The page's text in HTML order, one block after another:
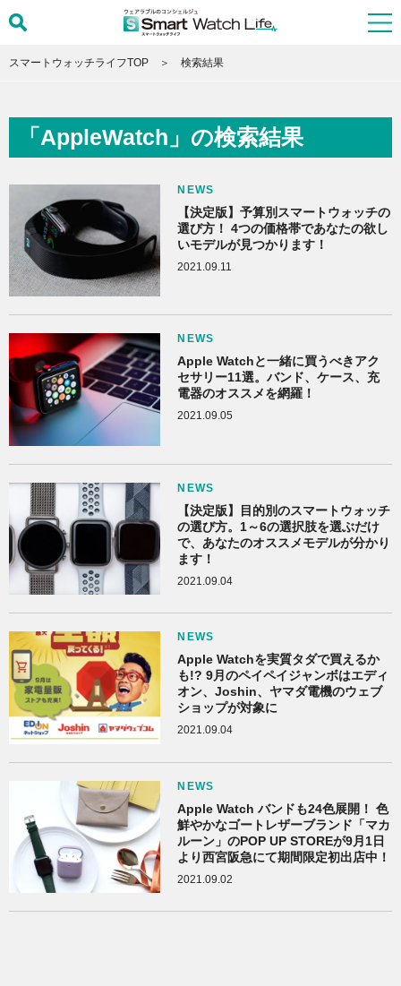
スマートウォッチライフTOP 検索結果
「AppleWatch」の検索結果
NEWS
【決定版】予算別スマートウォッチの
選び方！ 4つの価格帯であなたの欲し
いモデルが見つかります！
2021.09.11
NEWS
Apple Watchと一緒に買うべきアク
セサリー11選。バンド、ケース、充
電器のオススメを網羅！
2021.09.05
NEWS
【決定版】目的別のスマートウォッチ
の選び方。1～6の選択肢を選ぶだけ
で、あなたのオススメモデルが分かり
ます！
2021.09.04
NEWS
Apple Watchを実質タダで買えるか
も!? 9月のペイペイジャンボはエディ
オン、Joshin、ヤマダ電機のウェブ
ショップが対象に
2021.09.04
NEWS
Apple Watch バンドも24色展開！ 色
鮮やかなゴートレザーブランド「マカ
ルーン」のPOP UP STOREが9月1日
より西宮阪急にて期間限定初出店中！
2021.09.02